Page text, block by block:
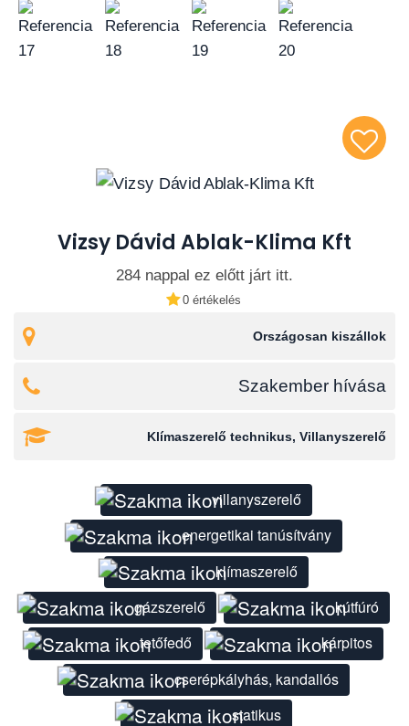
Vizsy Dávid Ablak-Klima Kft
284 nappal ez előtt járt itt.
0 értékelés
Országosan kiszállok
Szakember hívása
Klímaszerelő technikus, Villanyszerelő
villanyszerelő
energetikai tanúsítvány
klímaszerelő
gázszerelő
kútfúró
tetőfedő
kárpitos
cserépkályhás, kandallós
statikus